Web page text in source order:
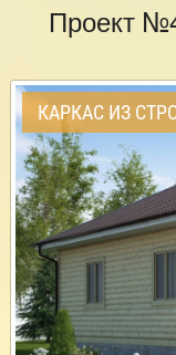
Проект
КАРКАС ИЗ